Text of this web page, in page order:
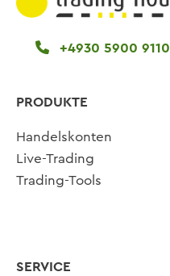
+4930 5900 9110
PRODUKTE
Handelskonten
Live-Trading
Trading-Tools
SERVICE